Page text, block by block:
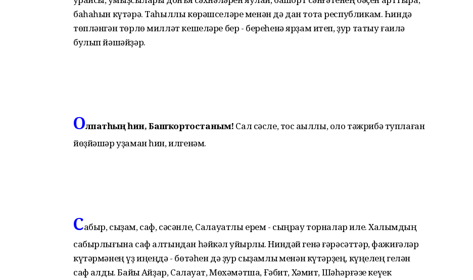
баһаһын күтәрә. Таһыллы көрәшселәре менән дә дан тота республикам. Һиндә
төпләнгән төрлө милләт кешеләре бер - береһенә ярҙам итеп, ҙур татыу ғаилә
булып йәшәйҙәр.
Олпатһың һин, Башҡортостаным! Сал сәсле, тос аҡыллы, оло тәжрибә туплаған
йөҙйәшәр уҙаман һин, илгенәм.
Сабыр, сыҙам, саф, сәсәнле, Салауатлы ерем - сыңрау торналар иле. Халҡымдың
сабырлығына саф алтындан һәйкәл ҡуйырлыҡ. Ниндәй генә ғәрәсәттәр, фажиғәләр
күтәрмәнең үҙ иңеңдә - бөтәһен дә ҙур сыҙамлыҡ менән күтәрҙең, күңелең гелән
саф ҡалды. Байыҡ Айҙар, Салауат, Мөхәмәтша, Ғәбит, Хәмит, Шәһәрғәзе кеүек